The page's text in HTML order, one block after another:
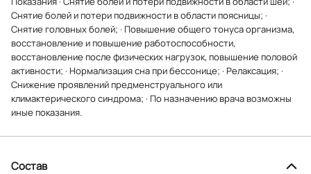
Снятие болей и потери подвижности в области поясницы; ·
Снятие головных болей; · Повышение общего тонуса организма,
восстановление и повышение работоспособности,
восстановление после физических нагрузок, повышение половой
активности; · Нормализация сна при бессонице; · Релаксация; ·
Снижение проявлений предменструального или
климактерического синдрома; · По назначению врача возможны
иные показания.
Состав